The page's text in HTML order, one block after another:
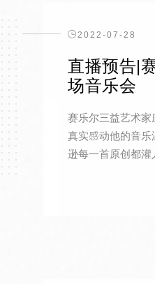
2022-07-28
直播预告|
场音乐会
赛乐尔三益艺术家
真实感动他的音
逊每一首原创都灌